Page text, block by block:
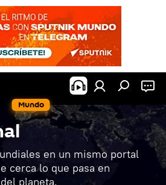
Mundo
en un mismo portal
cerca lo que pasa en
planeta.